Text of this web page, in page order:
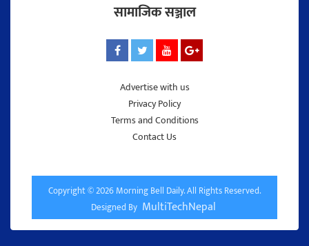
सामाजिक सञ्जाल
Advertise with us
Privacy Policy
Terms and Conditions
Contact Us
Copyright © 2026 Morning Bell Daily. All Rights Reserved.
Designed By MultiTechNepal